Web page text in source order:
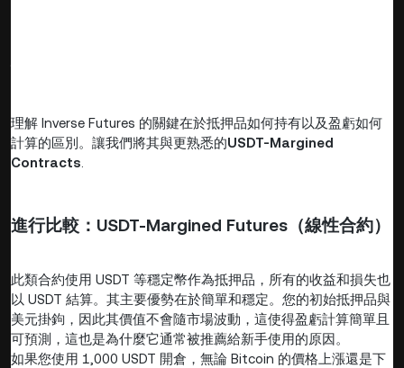
理解 Inverse Futures 的關鍵在於抵押品如何持有以及盈虧如何
計算的區別。讓我們將其與更熟悉的USDT-Margined
Contracts
進行比較：USDT-Margined Futures（線性合約）
此類合約使用 USDT 等穩定幣作為抵押品，所有的收益和損失也
以 USDT 結算。其主要優勢在於簡單和穩定。您的初始抵押品與
美元掛鉤，因此其價值不會隨市場波動，這使得盈虧計算簡單且
可預測，這也是為什麼它通常被推薦給新手使用的原因。
如果您使用 1,000 USDT 開倉，無論 Bitcoin 的價格上漲還是下